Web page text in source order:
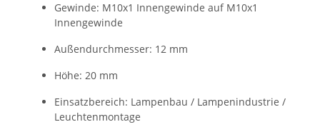
Gewinde: M10x1 Innengewinde auf M10x1
Innengewinde
Außendurchmesser: 12 mm
Höhe: 20 mm
Einsatzbereich: Lampenbau / Lampenindustrie /
Leuchtenmontage